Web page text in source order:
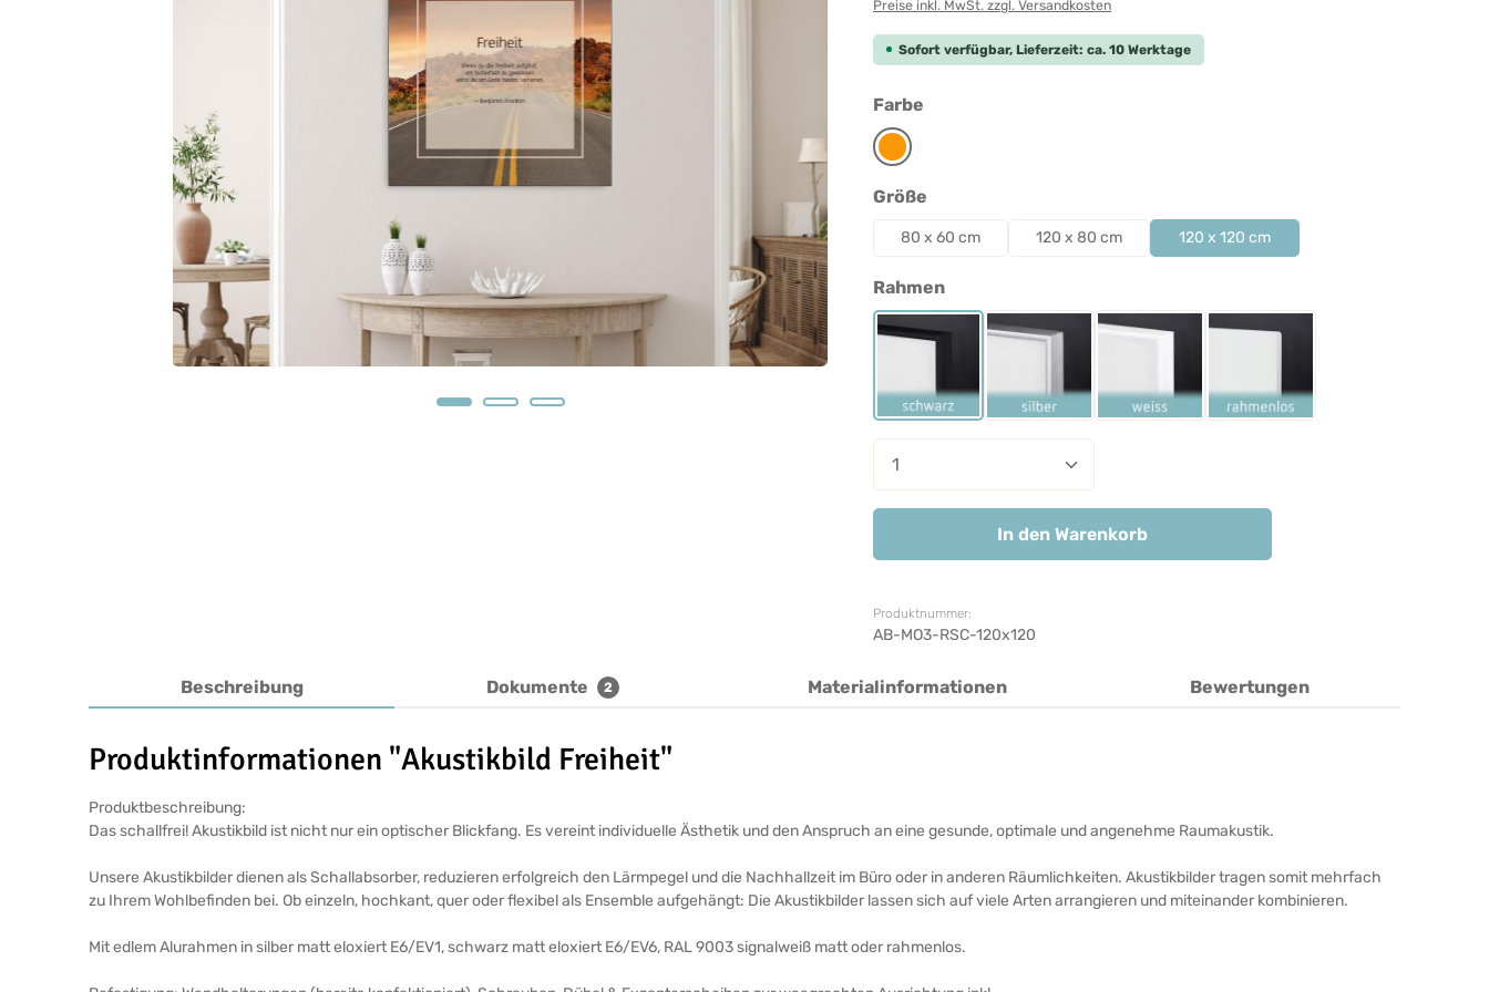
Preise inkl. MwSt. zzgl. Versandkosten
Sofort verfügbar, Lieferzeit: ca. 10 Werktage
Farbe
Orange
Größe
80 x 60 cm 120 x 80 cm 120 x 120 cm
Rahmenauswählen
Produkt Anzahl: Gib den gewünschten Wert ein
In den Warenkorb
Produktnummer:
AB-MO3-RSC-120x120
Beschreibung Dokumente 2 Materialinformationen Bewertungen
Produktinformationen "Akustikbild Freiheit"
Produktbeschreibung:
Das schallfrei! Akustikbild ist nicht nur ein optischer Blickfang. Es vereint individuelle Ästhetik und den Anspruch an eine gesunde, optimale und angenehme Raumakustik.
Unsere Akustikbilder dienen als Schallabsorber, reduzieren erfolgreich den Lärmpegel und die Nachhallzeit im Büro oder in anderen Räumlichkeiten. Akustikbilder tragen somit mehrfach
zu Ihrem Wohlbefinden bei. Ob einzeln, hochkant, quer oder flexibel als Ensemble aufgehängt: Die Akustikbilder lassen sich auf viele Arten arrangieren und miteinander kombinieren.
Mit edlem Alurahmen in silber matt eloxiert E6/EV1, schwarz matt eloxiert E6/EV6, RAL 9003 signalweiß matt oder rahmenlos.